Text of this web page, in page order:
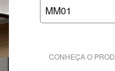
MM01
CONHEÇA O